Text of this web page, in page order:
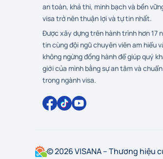
an toàn, khả thi, minh bạch và bền
visa trở nên thuận lợi và tự tin nhất.
Được xây dựng trên hành trình hơn 17
tin cùng đội ngũ chuyên viên am hiểu
không ngừng đồng hành để giúp quý
giới của mình bằng sự an tâm và
trong ngành visa.
© 2026 VISANA – Thương hiệu